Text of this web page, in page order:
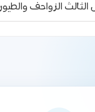
الزواحف والطيور